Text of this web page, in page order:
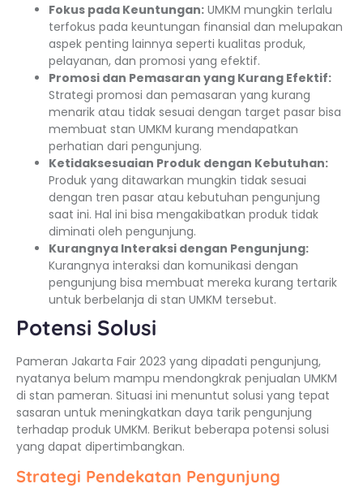
Fokus pada Keuntungan: UMKM mungkin terlalu
terfokus pada keuntungan finansial dan melupakan
aspek penting lainnya seperti kualitas produk,
pelayanan, dan promosi yang efektif.
Promosi dan Pemasaran yang Kurang Efektif:
Strategi promosi dan pemasaran yang kurang
menarik atau tidak sesuai dengan target pasar bisa
membuat stan UMKM kurang mendapatkan
perhatian dari pengunjung.
Ketidaksesuaian Produk dengan Kebutuhan:
Produk yang ditawarkan mungkin tidak sesuai
dengan tren pasar atau kebutuhan pengunjung
saat ini. Hal ini bisa mengakibatkan produk tidak
diminati oleh pengunjung.
Kurangnya Interaksi dengan Pengunjung:
Kurangnya interaksi dan komunikasi dengan
pengunjung bisa membuat mereka kurang tertarik
untuk berbelanja di stan UMKM tersebut.
Potensi Solusi
Pameran Jakarta Fair 2023 yang dipadati pengunjung,
nyatanya belum mampu mendongkrak penjualan UMKM
di stan pameran. Situasi ini menuntut solusi yang tepat
sasaran untuk meningkatkan daya tarik pengunjung
terhadap produk UMKM. Berikut beberapa potensi solusi
yang dapat dipertimbangkan.
Strategi Pendekatan Pengunjung